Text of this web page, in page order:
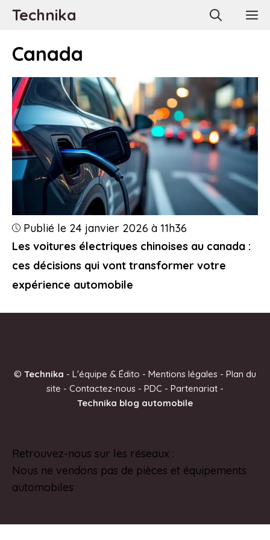
AllerTechnika
Canada
Les voitures électriques chinoises au canada :
ces décisions qui vont transformer votre
expérience automobile
Publié le 24 janvier 2026 à 11h36
© Technika - L'équipe & Édito - Mentions légales - Plan du
site - Contactez-nous - PDC - Partenariat -
Technika blog automobile
Retrouvez-nous sur les réseaux :
Nous ne vendons pas de pièces et équipements
automobiles